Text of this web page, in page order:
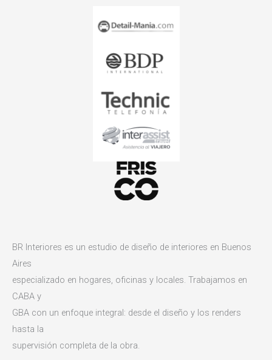
BR Interiores es un estudio de diseño de interiores en Buenos
Aires
especializado en hogares, oficinas y locales. Trabajamos en
CABA y
GBA con un enfoque integral: desde el diseño y los renders
hasta la
supervisión completa de la obra.